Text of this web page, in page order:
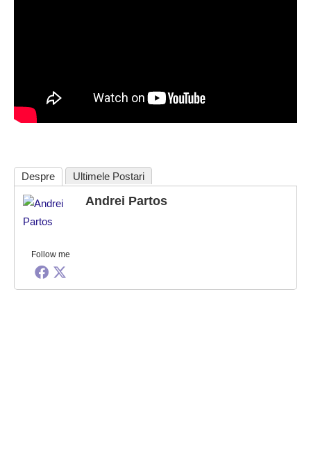
Despre Ultimele Postari
Follow me
Andrei Partos